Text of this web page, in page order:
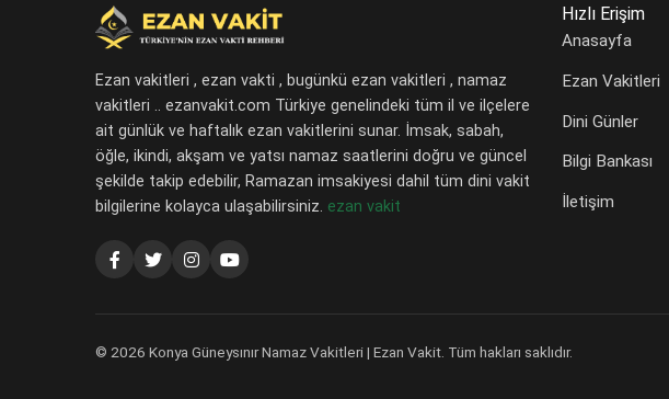
Ezan vakitleri , ezan vakti , bugünkü ezan vakitleri , namaz
vakitleri .. ezanvakit.com Türkiye genelindeki tüm il ve ilçelere
ait günlük ve haftalık ezan vakitlerini sunar. İmsak, sabah,
öğle, ikindi, akşam ve yatsı namaz saatlerini doğru ve güncel
şekilde takip edebilir, Ramazan imsakiyesi dahil tüm dini vakit
bilgilerine kolayca ulaşabilirsiniz. ezan vakit
Hızlı Erişim
Anasayfa
Ezan Vakitleri
Dini Günler
Bilgi Bankası
İletişim
© 2026 Konya Güneysınır Namaz Vakitleri | Ezan Vakit. Tüm hakları saklıdır.